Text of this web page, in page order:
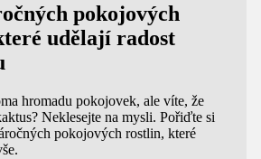
pokojových
udělají radost
hromadu pokojovek, ale víte, že
Neklesejte na mysli. Pořiďte si
pokojových rostlin, které